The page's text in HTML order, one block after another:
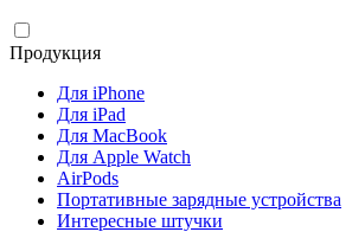
Продукция
Для iPhone
Для iPad
Для MacBook
Для Apple Watch
AirPods
Портативные зарядные устройства
Интересные штучки